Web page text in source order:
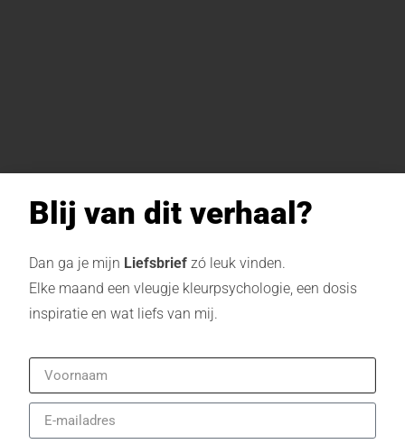
Blij van dit verhaal?
Dan ga je mijn Liefsbrief zó leuk vinden.
Elke maand een vleugje kleurpsychologie, een dosis
inspiratie en wat liefs van mij.